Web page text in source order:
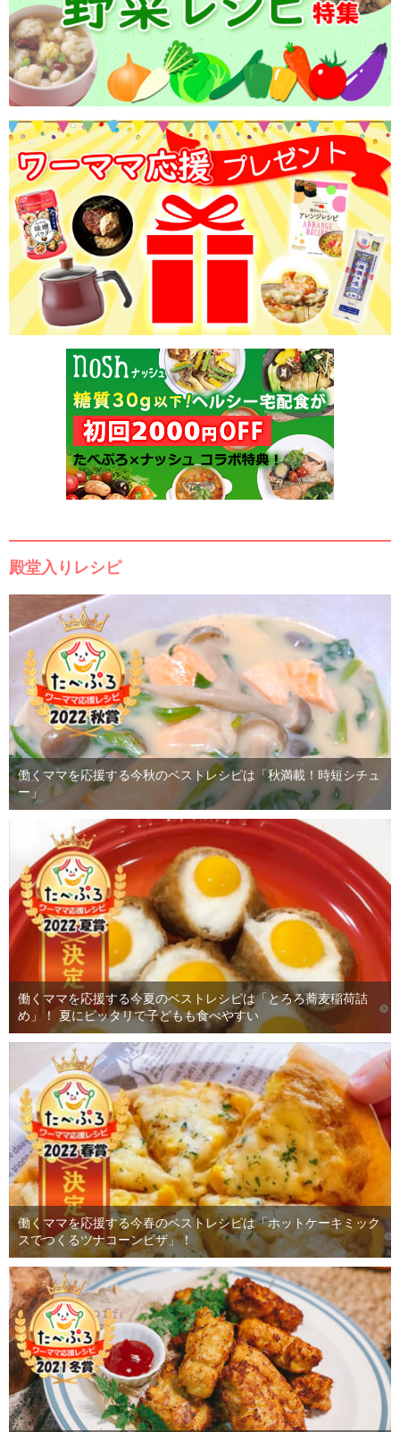
殿堂入りレシピ
働くママを応援する今秋のベストレシピは「秋満載！時短シチュ
ー」
働くママを応援する今夏のベストレシピは「とろろ蕎麦稲荷詰
め」！ 夏にピッタリで子どもも食べやすい
働くママを応援する今春のベストレシピは「ホットケーキミック
スでつくるツナコーンピザ」！